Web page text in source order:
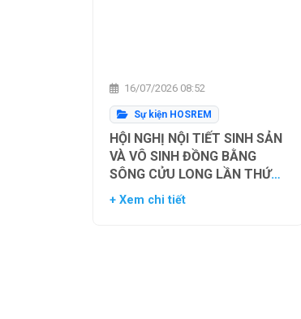
16/07/2026 08:52
Sự kiện HOSREM
HỘI NGHỊ NỘI TIẾT SINH SẢN
VÀ VÔ SINH ĐỒNG BẰNG
SÔNG CỬU LONG LẦN THỨ
NHẤT
+ Xem chi tiết